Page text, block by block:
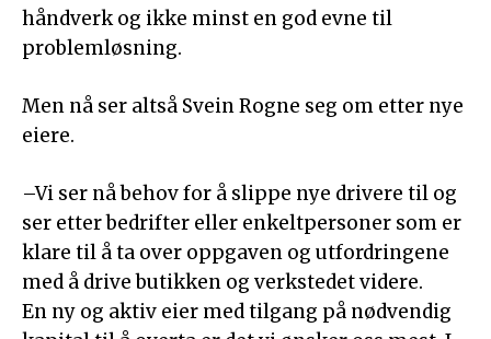
håndverk og ikke minst en god evne til
problemløsning.
Men nå ser altså Svein Rogne seg om etter nye
eiere.
–Vi ser nå behov for å slippe nye drivere til og
ser etter bedrifter eller enkeltpersoner som er
klare til å ta over oppgaven og utfordringene
med å drive butikken og verkstedet videre.
En ny og aktiv eier med tilgang på nødvendig